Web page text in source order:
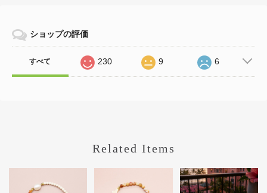
ショップの評価
すべて 230 9 6
Related Items